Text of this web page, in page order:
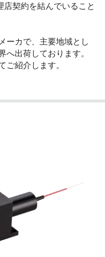
店契約を結んでいること
ーカで、主要地域とし
出荷しております。
ご紹介します。